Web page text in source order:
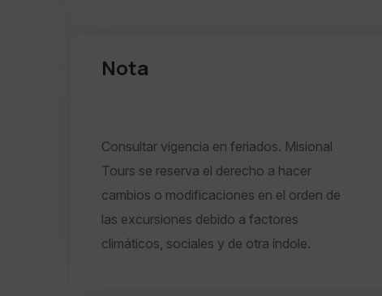
Nota
Consultar vigencia en feriados. Misional
Tours se reserva el derecho a hacer
cambios o modificaciones en el orden de
las excursiones debido a factores
climáticos, sociales y de otra índole.